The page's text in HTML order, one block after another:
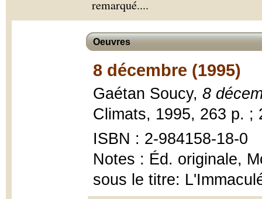
remarqué....
Oeuvres
8 décembre (1995)
Gaétan Soucy, 8
Climats, 1995, 263 p. ;
ISBN : 2-984158-18-0
Notes : Éd. originale,
sous le titre: